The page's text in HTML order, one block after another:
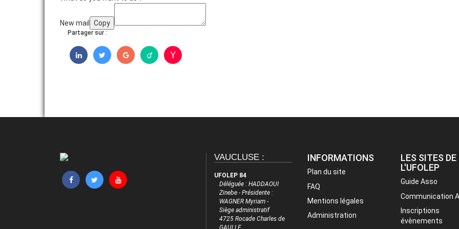
New mail Copy
Partager sur :
VAUCLUSE :
UFOLEP 84
Déléguée : HADDAOUI
Zinebe - Présidente :
WAGNER Myriam -
Siège administratif
4725 Rocade Charles de
GAULLE
INFORMATIONS
Plan du site
FAQ
Mentions légales
Administration
LES SITES DE
L'UFOLEP
Guide Asso
Communication
Inscriptions
évènements